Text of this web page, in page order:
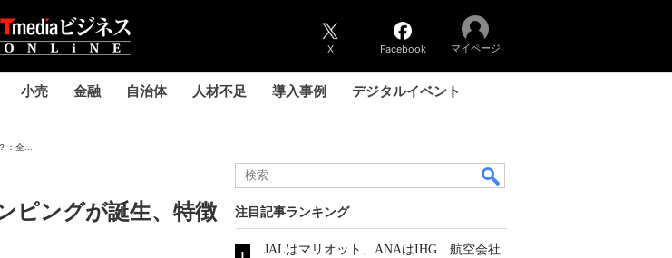
X Facebook マイページ
小売 金融 自治体 人材不足 導入事例 デジタルイベント
：全...
ピングが誕生、特徴
注目記事ランキング
JALはマリオット、ANAはIHG 航空会社